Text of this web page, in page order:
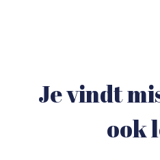
Je vindt
ook